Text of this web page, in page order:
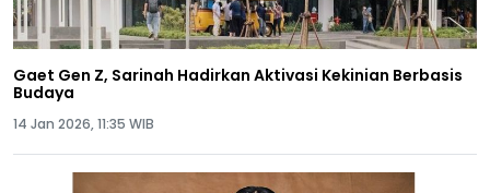
Gaet Gen Z, Sarinah Hadirkan Aktivasi Kekinian Berbasis
Budaya
14 Jan 2026, 11:35 WIB